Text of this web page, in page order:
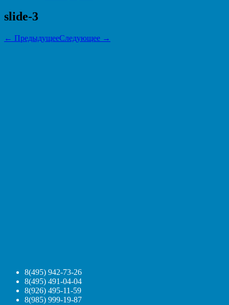
slide-3
← ПредыдущееСледующее →
8(495) 942-73-26
8(495) 491-04-04
8(926) 495-11-59
8(985) 999-19-87